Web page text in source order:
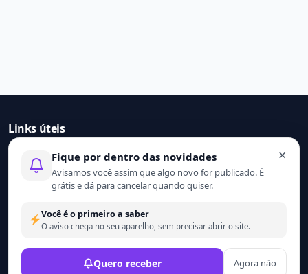
Links úteis
Início
Contato
Sobre nós
Termo de uso
Política de privacidade
© 2021 - 2026 Ler mais. Todos os direitos reservados.
×
Fique por dentro das novidades
Avisamos você assim que algo novo for publicado. É
grátis e dá para cancelar quando quiser.
Você é o primeiro a saber
O aviso chega no seu aparelho, sem precisar abrir o site.
Quero receber Agora não